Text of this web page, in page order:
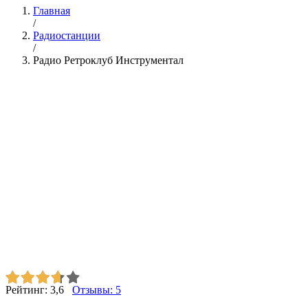
Главная
/
Радиостанции
/
Радио Ретроклуб Инструментал
Рейтинг: 3,6 Отзывы: 5